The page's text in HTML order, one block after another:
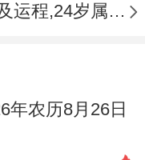
2000年属龙女2024年运势及运程,24岁属龙人2024全年每月运势女性如何
年农历8月26日